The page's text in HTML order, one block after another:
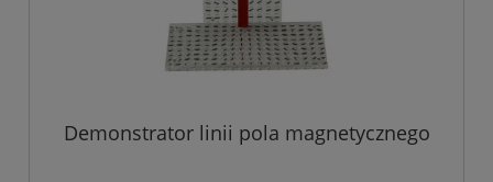
Demonstrator linii pola magnetycznego